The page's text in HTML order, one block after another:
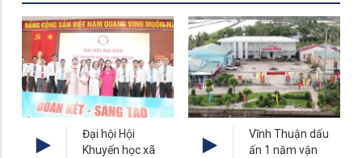
Đại hội Hội
Khuyến học xã
Vĩnh Thuận dấu
ấn 1 năm vận